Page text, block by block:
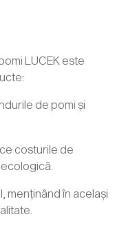
LUCEK este
de pomi și
costurile de
menținând în același